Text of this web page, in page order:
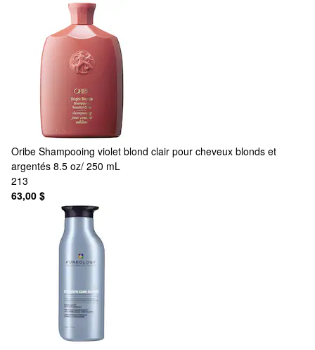
Oribe Shampooing violet blond clair pour cheveux blonds et
argentés 8.5 oz/ 250 mL
213
63,00 $